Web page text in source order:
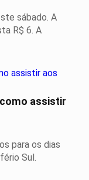
sábado. A
R$ 6. A
assistir
para os dias
Sul.